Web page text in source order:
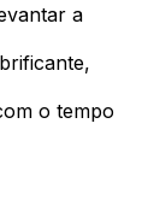
a
o tempo